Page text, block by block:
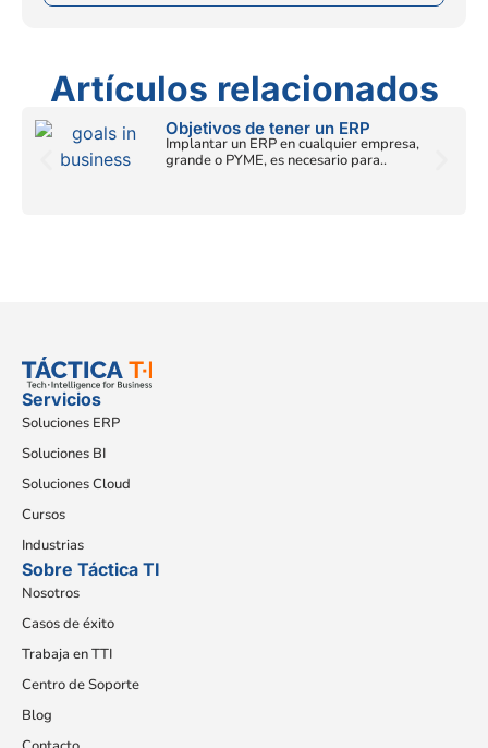
Artículos relacionados
Objetivos de tener un ERP
Implantar un ERP en cualquier empresa,
grande o PYME, es necesario para..
Servicios
Soluciones ERP
Soluciones BI
Soluciones Cloud
Cursos
Industrias
Sobre Táctica TI
Nosotros
Casos de éxito
Trabaja en TTI
Centro de Soporte
Blog